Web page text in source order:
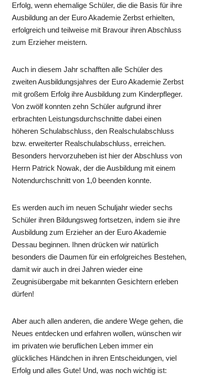
Erfolg, wenn ehemalige Schüler, die die Basis für ihre
Ausbildung an der Euro Akademie Zerbst erhielten,
erfolgreich und teilweise mit Bravour ihren Abschluss
zum Erzieher meistern.
Auch in diesem Jahr schafften alle Schüler des
zweiten Ausbildungsjahres der Euro Akademie Zerbst
mit großem Erfolg ihre Ausbildung zum Kinderpfleger.
Von zwölf konnten zehn Schüler aufgrund ihrer
erbrachten Leistungsdurchschnitte dabei einen
höheren Schulabschluss, den Realschulabschluss
bzw. erweiterter Realschulabschluss, erreichen.
Besonders hervorzuheben ist hier der Abschluss von
Herrn Patrick Nowak, der die Ausbildung mit einem
Notendurchschnitt von 1,0 beenden konnte.
Es werden auch im neuen Schuljahr wieder sechs
Schüler ihren Bildungsweg fortsetzen, indem sie ihre
Ausbildung zum Erzieher an der Euro Akademie
Dessau beginnen. Ihnen drücken wir natürlich
besonders die Daumen für ein erfolgreiches Bestehen,
damit wir auch in drei Jahren wieder eine
Zeugnisübergabe mit bekannten Gesichtern erleben
dürfen!
Aber auch allen anderen, die andere Wege gehen, die
Neues entdecken und erfahren wollen, wünschen wir
im privaten wie beruflichen Leben immer ein
glückliches Händchen in ihren Entscheidungen, viel
Erfolg und alles Gute! Und, was noch wichtig ist: